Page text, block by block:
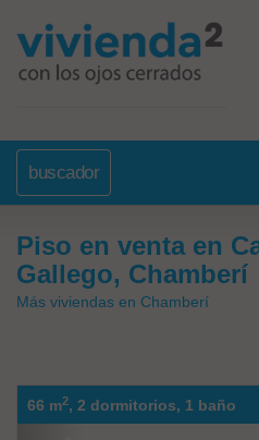
buscador
Piso en venta en
Gallego, Chamberí
Más viviendas en Chamberí
66 m2, 2 dormitorios, 1 baño